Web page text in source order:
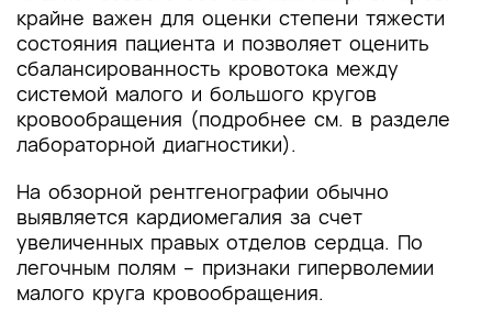
крайне важен для оценки степени тяжести
состояния пациента и позволяет оценить
сбалансированность кровотока между
системой малого и большого кругов
кровообращения (подробнее см. в разделе
лабораторной диагностики).
На обзорной рентгенографии обычно
выявляется кардиомегалия за счет
увеличенных правых отделов сердца. По
легочным полям – признаки гиперволемии
малого круга кровообращения.